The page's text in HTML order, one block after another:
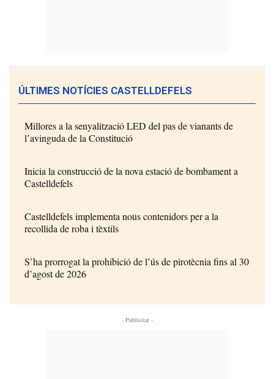
ÚLTIMES NOTÍCIES CASTELLDEFELS
Millores a la senyalització LED del pas de vianants de
l’avinguda de la Constitució
Inicia la construcció de la nova estació de bombament a
Castelldefels
Castelldefels implementa nous contenidors per a la
recollida de roba i tèxtils
S’ha prorrogat la prohibició de l’ús de pirotècnia fins al 30
d’agost de 2026
- Publicitat -